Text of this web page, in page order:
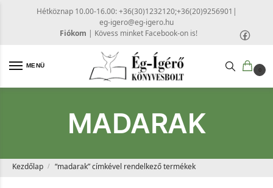
Hétköznap 10.00-16.00: +36(30)1232120;+36(20)9256901 |
eg-igero@eg-igero.hu
Fiókom | Kövess minket Facebook-on is!
MENÜ
0
MADARAK
Kezdőlap / “madarak” címkével rendelkező termékek